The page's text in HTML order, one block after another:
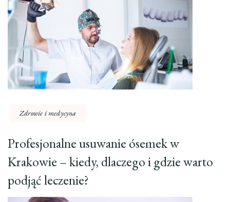
Zdrowie i medycyna
Profesjonalne usuwanie ósemek w
Krakowie – kiedy, dlaczego i gdzie warto
podjąć leczenie?